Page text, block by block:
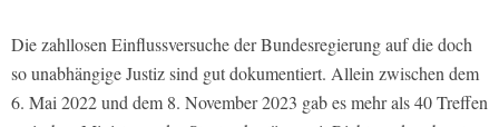
Die zahllosen Einflussversuche der Bundesregierung auf die doch
so unabhängige Justiz sind gut dokumentiert. Allein zwischen dem
6. Mai 2022 und dem 8. November 2023 gab es mehr als 40 Treffen